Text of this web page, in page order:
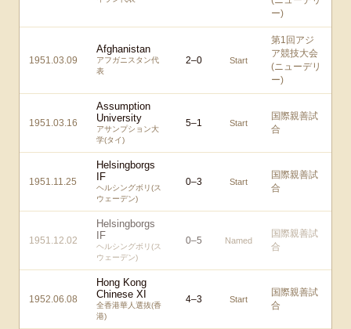
ー)
1951.03.09
Afghanistan
アフガニスタン代
表
2–0 Start
第1回アジ
ア競技大会
(ニューデリ
ー)
1951.03.16
Assumption
University
アサンプション大
学(タイ)
5–1 Start
国際親善試
合
1951.11.25
Helsingborgs
IF
ヘルシングボリ(ス
ウェーデン)
0–3 Start
国際親善試
合
1951.12.02
Helsingborgs
IF
ヘルシングボリ(ス
ウェーデン)
0–5 Named
国際親善試
合
1952.06.08
Hong Kong
Chinese XI
全香港華人選抜(香
港)
4–3 Start
国際親善試
合